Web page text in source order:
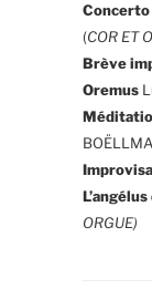
Concerto
(COR ET
Brève
Oremus
ORGUE)